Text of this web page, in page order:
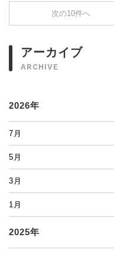
次の10件へ
アーカイブ
ARCHIVE
2026年
7月
5月
3月
1月
2025年